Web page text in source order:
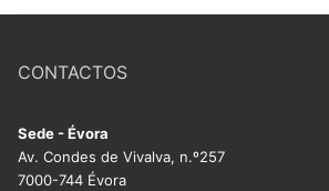
CONTACTOS
Sede - Évora
Av. Condes de Vivalva, n.º257
7000-744 Évora